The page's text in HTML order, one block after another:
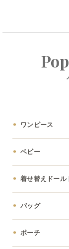
ワンピース
ベビー
着せ替えドール
バッグ
ポーチ